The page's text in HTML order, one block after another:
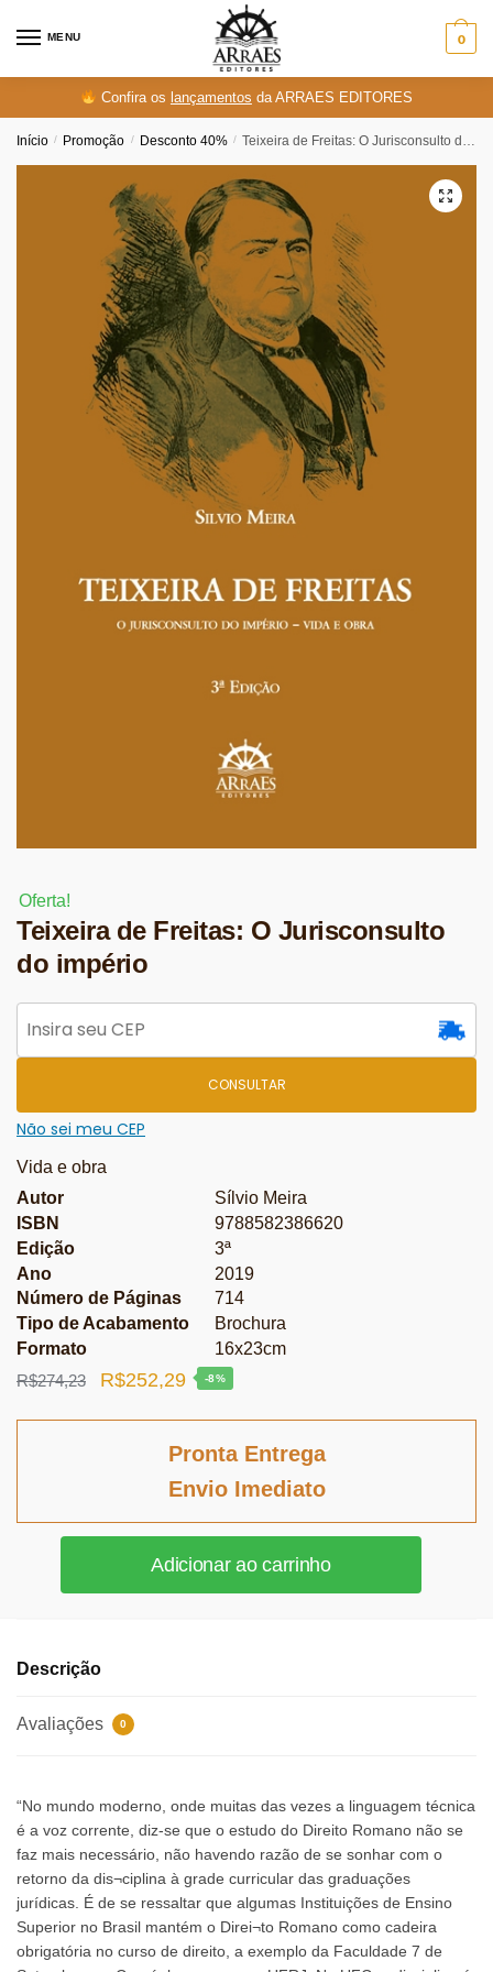
MENU 0
Confira os lançamentos da ARRAES EDITORES
Início / Promoção / Desconto 40% / Teixeira de Freitas: O Jurisconsulto do império
Oferta!
Teixeira de Freitas: O Jurisconsulto
do império
CONSULTAR
Não sei meu CEP
Vida e obra
Autor
Sílvio Meira
ISBN
9788582386620
Edição
3ª
Ano
2019
Número de Páginas
714
Tipo de Acabamento
Brochura
Formato
16x23cm
R$274,23
O
R$252,29O
atual
-8%
Pronta Entrega
Envio Imediato
do
quantidade
Adicionar ao carrinho
Descrição
Avaliações 0
“No mundo moderno, onde muitas das vezes a linguagem técnica
é a voz corrente, diz-se que o estudo do Direito Romano não se
faz mais necessário, não havendo razão de se sonhar com o
retorno da dis¬ciplina à grade curricular das graduações
jurídicas. É de se ressaltar que algumas Instituições de Ensino
Superior no Brasil mantém o Direi¬to Romano como cadeira
obrigatória no curso de direito, a exemplo da Faculdade 7 de